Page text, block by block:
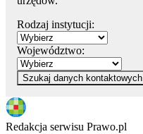
Rodzaj instytucji:
Województwo:
Szukaj danych kontaktowych
Redakcja serwisu Prawo.pl